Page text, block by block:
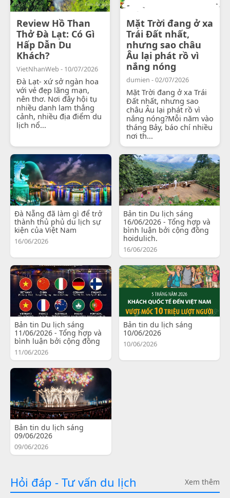
Review Hồ Than
Thở Đà Lạt: Có Gì
Hấp Dẫn Du
Khách?
VietNhanWeb - 10/07/2026
Đà Lạt- xứ sở ngàn hoa
với vẻ đẹp lãng mạn,
nên thơ. Nơi đây hội tụ
nhiều danh lam thắng
cảnh, nhiều địa điểm du
lịch nổ...
Mặt Trời đang ở xa
Trái Đất nhất,
nhưng sao châu
Âu lại phát rồ vì
nắng nóng
dumien - 02/07/2026
Mặt Trời đang ở xa Trái
Đất nhất, nhưng sao
châu Âu lại phát rồ vì
nắng nóng?Mỗi năm vào
tháng Bảy, báo chí nhiều
nơi th...
Đà Nẵng đã làm gì để trở
thành thủ phủ du lịch sự
kiện của Việt Nam
16/06/2026
Bản tin Du lịch sáng
16/06/2026 - Tổng hợp và
bình luận bởi cộng đồng
hoidulich.
16/06/2026
Bản tin Du lịch sáng
11/06/2026 - Tổng hợp và
bình luận bởi cộng đồng
11/06/2026
Bản tin du lịch sáng
10/06/2026
10/06/2026
Bản tin du lịch sáng
09/06/2026
09/06/2026
Hỏi đáp - Tư vấn du lịch Xem thêm